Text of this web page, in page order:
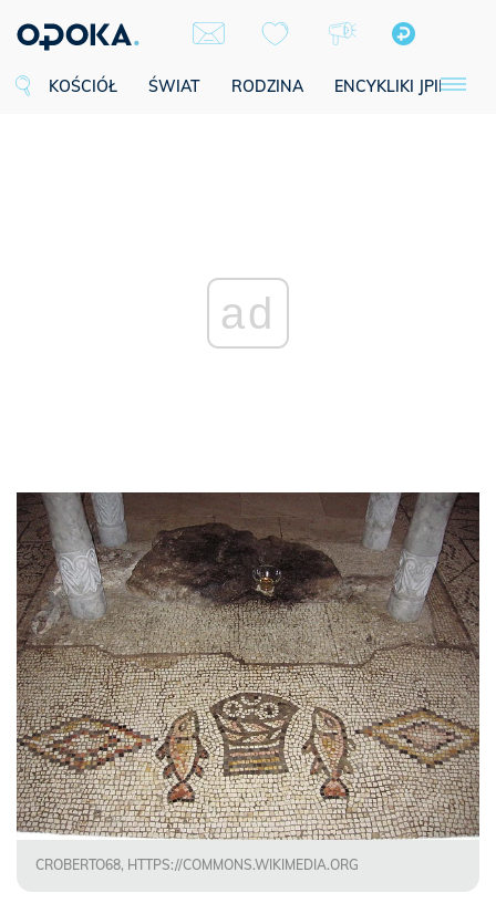
KOŚCIÓŁ ŚWIAT RODZINA ENCYKLIKI JPII
ad
CROBERTO68, HTTPS://COMMONS.WIKIMEDIA.ORG